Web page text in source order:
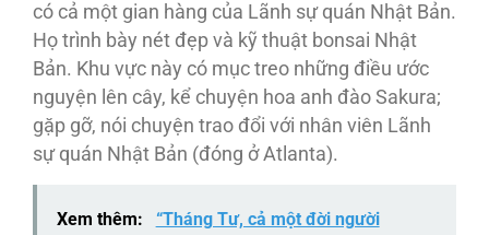
có cả một gian hàng của Lãnh sự quán Nhật Bản.
Họ trình bày nét đẹp và kỹ thuật bonsai Nhật
Bản. Khu vực này có mục treo những điều ước
nguyện lên cây, kể chuyện hoa anh đào Sakura;
gặp gỡ, nói chuyện trao đổi với nhân viên Lãnh
sự quán Nhật Bản (đóng ở Atlanta).
Xem thêm:
“Tháng Tư, cả một đời người